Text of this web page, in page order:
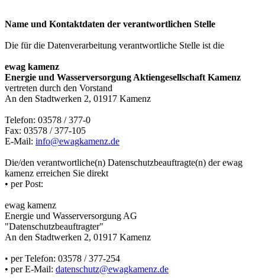
Name und Kontaktdaten der verantwortlichen Stelle
Die für die Datenverarbeitung verantwortliche Stelle ist die
ewag kamenz
Energie und Wasserversorgung Aktiengesellschaft Kamenz
vertreten durch den Vorstand
An den Stadtwerken 2, 01917 Kamenz
Telefon: 03578 / 377-0
Fax: 03578 / 377-105
E-Mail: info@ewagkamenz.de
Die/den verantwortliche(n) Datenschutzbeauftragte(n) der ewag
kamenz erreichen Sie direkt
• per Post:
ewag kamenz
Energie und Wasserversorgung AG
"Datenschutzbeauftragter"
An den Stadtwerken 2, 01917 Kamenz
• per Telefon: 03578 / 377-254
• per E-Mail: datenschutz@ewagkamenz.de